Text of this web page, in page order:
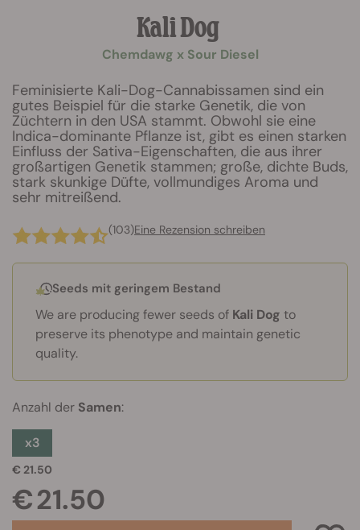
Kali Dog
Chemdawg x Sour Diesel
Feminisierte Kali-Dog-Cannabissamen sind ein
gutes Beispiel für die starke Genetik, die von
Züchtern in den USA stammt. Obwohl sie eine
Indica-dominante Pflanze ist, gibt es einen starken
Einfluss der Sativa-Eigenschaften, die aus ihrer
großartigen Genetik stammen; große, dichte Buds,
stark skunkige Düfte, vollmundiges Aroma und
sehr mitreißend.
(103)Eine Rezension schreiben
Seeds mit geringem Bestand
We are producing fewer seeds of Kali Dog to
preserve its phenotype and maintain genetic
quality.
Anzahl der Samen:
x3
€ 21.50
€ 21.50